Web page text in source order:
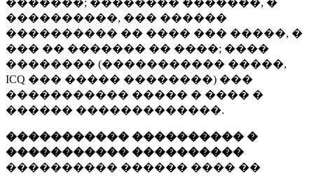
�������; �������� �������, �
����������, ��� ������
���������� �� ���� ��� �����, �
��� �� ������� �� ����; ����
�������� (����������� �����,
ICQ ��� ����� ��������) ���
����������� ����� � ���� �
������ �������������.
����������� ���������� �
����������� ����������
���������� ������ ���� ��